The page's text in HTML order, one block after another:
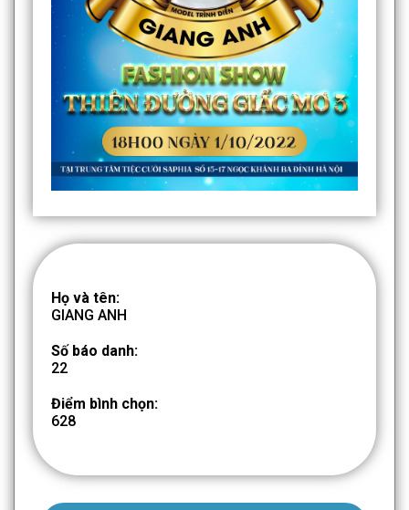
Họ và tên:
GIANG ANH
Số báo danh:
22
Điểm bình chọn:
628